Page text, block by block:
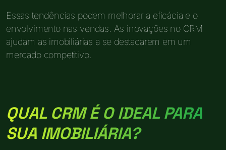
Essas tendências podem melhorar a eficácia e o
envolvimento nas vendas. As inovações no CRM
ajudam as imobiliárias a se destacarem em um
mercado competitivo.
QUAL CRM É O IDEAL PARA
SUA IMOBILIÁRIA?